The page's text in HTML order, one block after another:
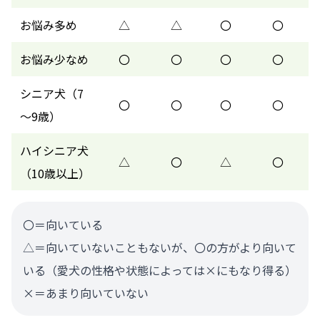
お悩み多め △ △ 〇
〇
お悩み少なめ
〇 〇 〇
〇
シニア犬（7
～9歳）
〇 〇 〇 〇
ハイシニア犬
（10歳以上）
△ 〇 △ 〇
〇＝向いている
△＝向いていないこともないが、〇の方がより向いて
いる（愛犬の性格や状態によっては×にもなり得る）
×＝あまり向いていない